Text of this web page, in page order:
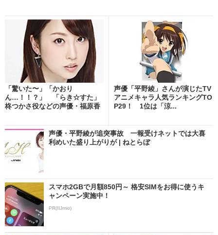
「驚いた〜」「かおり
ん…！！？」 「らき☆すた」
柊つかさ役などの声優・福原香
声優「平野綾」さんが演じたTV
アニメキャラ人気ランキングTO
P29！ 1位は「涼...
声優・平野綾が追突事故 一報受けネットでは大喜
利めいた盛り上がりが | ねとらぼ
スマホ2GBで月額850円～ 格安SIMをお得に使うキ
ャンペーン実施中！
PR(IIJmio)